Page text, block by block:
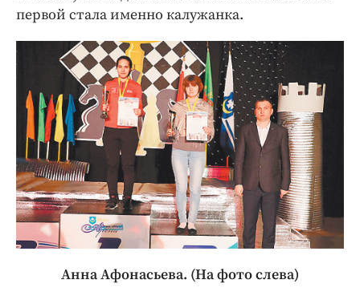
первой стала именно ­калужанка.
Анна Афонасьева. (На фото слева)